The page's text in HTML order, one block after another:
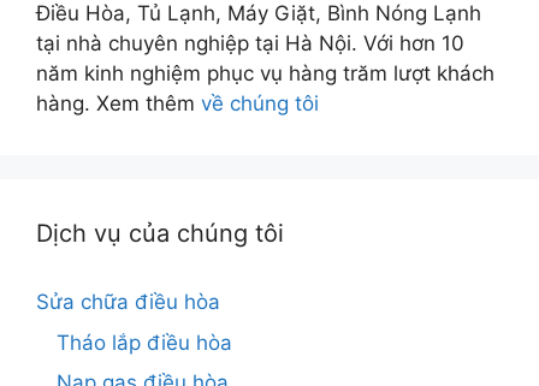
Điều Hòa, Tủ Lạnh, Máy Giặt, Bình Nóng Lạnh
tại nhà chuyên nghiệp tại Hà Nội. Với hơn 10
năm kinh nghiệm phục vụ hàng trăm lượt khách
hàng. Xem thêm về chúng tôi
Dịch vụ của chúng tôi
Sửa chữa điều hòa
Tháo lắp điều hòa